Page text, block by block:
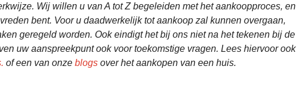
Wij willen u van A tot Z begeleiden met het aankoopproces, en
bent. Voor u daadwerkelijk tot aankoop zal kunnen overgaan,
geregeld worden. Ook eindigt het bij ons niet na het tekenen bij de
uw aanspreekpunt ook voor toekomstige vragen. Lees hiervoor ook
of een van onze blogs over het aankopen van een huis.